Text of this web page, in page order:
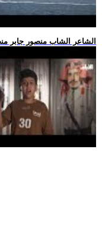
.. الشاعر الشاب منصور جابر